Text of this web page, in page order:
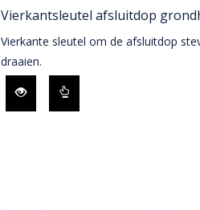
Vierkantsleutel afsluitdop
Vierkante sleutel om de afsluitdop
draaien.